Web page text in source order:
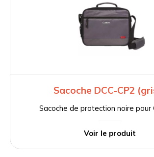
Sacoche DCC-CP2
Sacoche de protection noire pour
Voir le produit